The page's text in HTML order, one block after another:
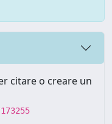
citare o creare un